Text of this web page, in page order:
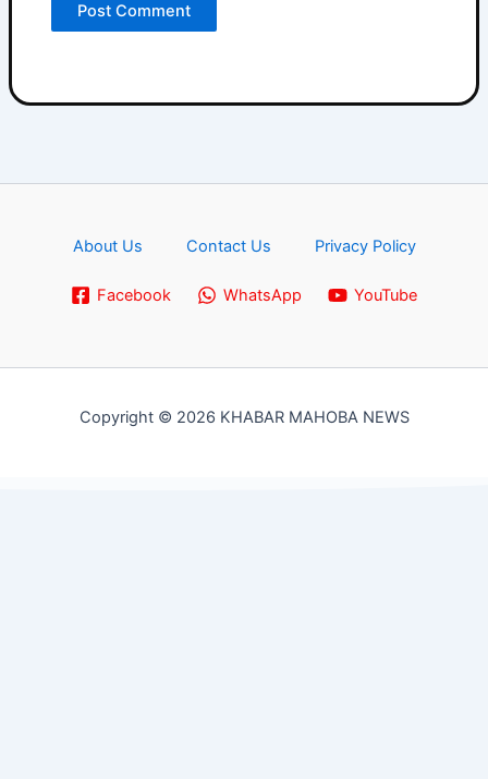
About Us Contact Us Privacy Policy
Facebook WhatsApp YouTube
Copyright © 2026 KHABAR MAHOBA NEWS